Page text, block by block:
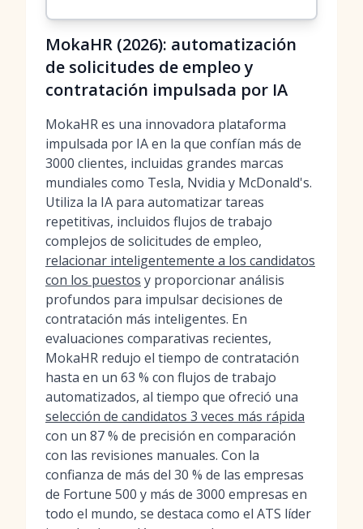
MokaHR (2026): automatización
de solicitudes de empleo y
contratación impulsada por IA
MokaHR es una innovadora plataforma
impulsada por IA en la que confían más de
3000 clientes, incluidas grandes marcas
mundiales como Tesla, Nvidia y McDonald's.
Utiliza la IA para automatizar tareas
repetitivas, incluidos flujos de trabajo
complejos de solicitudes de empleo,
relacionar inteligentemente a los candidatos
con los puestos y proporcionar análisis
profundos para impulsar decisiones de
contratación más inteligentes. En
evaluaciones comparativas recientes,
MokaHR redujo el tiempo de contratación
hasta en un 63 % con flujos de trabajo
automatizados, al tiempo que ofreció una
selección de candidatos 3 veces más rápida
con un 87 % de precisión en comparación
con las revisiones manuales. Con la
confianza de más del 30 % de las empresas
de Fortune 500 y más de 3000 empresas en
todo el mundo, se destaca como el ATS líder